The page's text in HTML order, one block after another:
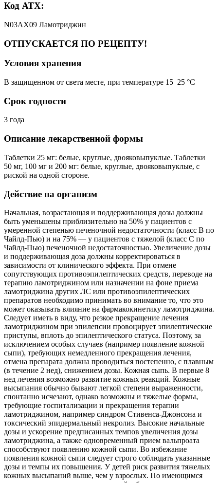
Код АТХ:
N03AX09 Ламотриджин
ОТПУСКАЕТСЯ ПО РЕЦЕПТУ!
Условия хранения
В защищенном от света месте, при температуре 15–25 °C
Срок годности
3 года
Описание лекарственной формы
Таблетки 25 мг: белые, круглые, двояковыпуклые. Таблетки
50 мг, 100 мг и 200 мг: белые, круглые, двояковыпуклые, с
риской на одной стороне.
Действие на организм
Начальная, возрастающая и поддерживающая дозы должны
быть уменьшены приблизительно на 50% у пациентов с
умеренной степенью печеночной недостаточности (класс В по
Чайлд-Пью) и на 75% — у пациентов с тяжелой (класс C по
Чайлд-Пью) печеночной недостаточностью. Увеличение дозы
и поддерживающая доза должны корректироваться в
зависимости от клинического эффекта. При отмене
сопутствующих противоэпилептических средств, переводе на
терапию ламотриджином или назначении на фоне приема
ламотриджина других ЛС или противоэпилептических
препаратов необходимо принимать во внимание то, что это
может оказывать влияние на фармакокинетику ламотриджина.
Следует иметь в виду, что резкое прекращение лечения
ламотриджином при эпилепсии провоцирует эпилептические
приступы, вплоть до эпилептического статуса. Поэтому, за
исключением особых случаев (например появление кожной
сыпи), требующих немедленного прекращения лечения,
отмена препарата должна проводиться постепенно, с плавным
(в течение 2 нед), снижением дозы. Кожная сыпь. В первые 8
нед лечения возможно развитие кожных реакций. Кожные
высыпания обычно бывают легкой степени выраженности,
спонтанно исчезают, однако возможны и тяжелые формы,
требующие госпитализации и прекращения терапии
ламотриджином, например синдром Стивенса-Джонсона и
токсический эпидермальный некролиз. Высокие начальные
дозы и ускорение предписанных темпов увеличения дозы
ламотриджина, а также одновременный прием вальпроата
способствуют появлению кожной сыпи. Во избежание
появления кожной сыпи следует строго соблюдать указанные
дозы и темпы их повышения. У детей риск развития тяжелых
кожных высыпаний выше, чем у взрослых. По имеющимся